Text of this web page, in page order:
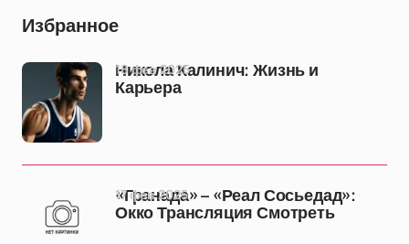
Избранное
Никола Калинич: Жизнь и
Карьера
18 фев 2025
«Гранада» – «Реал Сосьедад»:
Окко Трансляция Смотреть
17 фев 2025